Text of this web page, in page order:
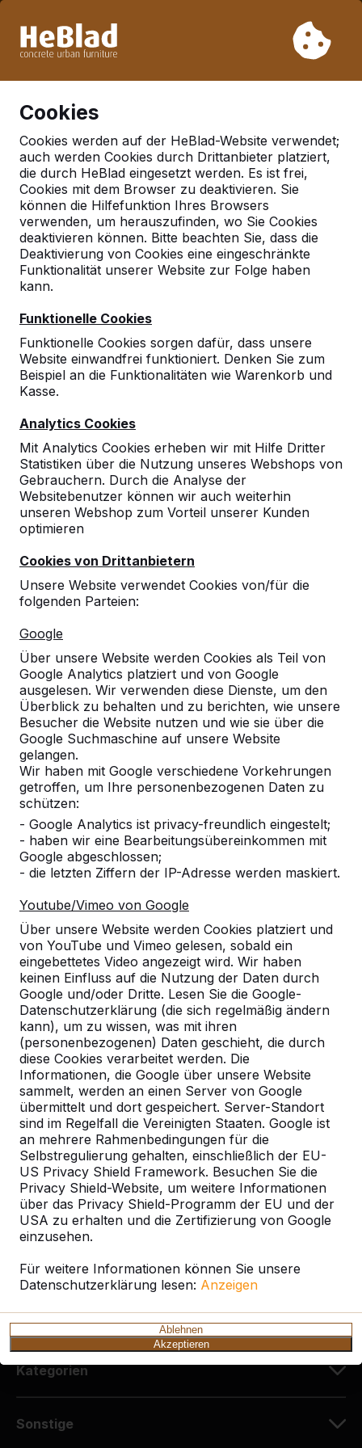
Woche 33 nicht. Bitte berücksichtigen Sie daher längere
Cookies
Cookies werden auf der HeBlad-Website verwendet;
auch werden Cookies durch Drittanbieter platziert,
die durch HeBlad eingesetzt werden. Es ist frei,
Cookies mit dem Browser zu deaktivieren. Sie
können die Hilfefunktion Ihres Browsers
verwenden, um herauszufinden, wo Sie Cookies
deaktivieren können. Bitte beachten Sie, dass die
Deaktivierung von Cookies eine eingeschränkte
Funktionalität unserer Website zur Folge haben
kann.
Funktionelle Cookies
Funktionelle Cookies sorgen dafür, dass unsere
Website einwandfrei funktioniert. Denken Sie zum
Beispiel an die Funktionalitäten wie Warenkorb und
Kasse.
Analytics Cookies
Mit Analytics Cookies erheben wir mit Hilfe Dritter
Statistiken über die Nutzung unseres Webshops von
Gebrauchern. Durch die Analyse der
Websitebenutzer können wir auch weiterhin
unseren Webshop zum Vorteil unserer Kunden
optimieren
Cookies von Drittanbietern
Unsere Website verwendet Cookies von/für die
folgenden Parteien:
Google
Über unsere Website werden Cookies als Teil von
Google Analytics platziert und von Google
ausgelesen. Wir verwenden diese Dienste, um den
Überblick zu behalten und zu berichten, wie unsere
Besucher die Website nutzen und wie sie über die
Google Suchmaschine auf unsere Website
gelangen.
Wir haben mit Google verschiedene Vorkehrungen
getroffen, um Ihre personenbezogenen Daten zu
schützen:
- Google Analytics ist privacy-freundlich eingestelt;
- haben wir eine Bearbeitungsübereinkommen mit
Google abgeschlossen;
- die letzten Ziffern der IP-Adresse werden maskiert.
Youtube/Vimeo von Google
Über unsere Website werden Cookies platziert und
von YouTube und Vimeo gelesen, sobald ein
eingebettetes Video angezeigt wird. Wir haben
keinen Einfluss auf die Nutzung der Daten durch
Google und/oder Dritte. Lesen Sie die Google-
Datenschutzerklärung (die sich regelmäßig ändern
kann), um zu wissen, was mit ihren
(personenbezogenen) Daten geschieht, die durch
diese Cookies verarbeitet werden. Die
Informationen, die Google über unsere Website
sammelt, werden an einen Server von Google
übermittelt und dort gespeichert. Server-Standort
sind im Regelfall die Vereinigten Staaten. Google ist
an mehrere Rahmenbedingungen für die
Selbstregulierung gehalten, einschließlich der EU-
US Privacy Shield Framework. Besuchen Sie die
Privacy Shield-Website, um weitere Informationen
über das Privacy Shield-Programm der EU und der
USA zu erhalten und die Zertifizierung von Google
einzusehen.
Für weitere Informationen können Sie unsere
Datenschutzerklärung lesen: Anzeigen
Ablehnen
Akzeptieren
Deutschland
Referenties in:
Mittenwalde
Geen reviews gevonden voor deze
Referenzen
Unsere Produkte finden Sie in ganz Europa
und darüber hinaus. Sehen Sie hier, wo Sie
ein HeBlad-Produkt in Ihrer Nähe finden.
Produkt
Alles anzeigen
Kategorie
Alles anzeigen
Ort oder Postleitzahl suchen
Kontakt
HeBlad Deutschland
Diekerstraße 97
42781 Haan
Deutschland
+49 212 934 77 25
info@HeBlad.de
Kundenservice
Kategorien
Sonstige